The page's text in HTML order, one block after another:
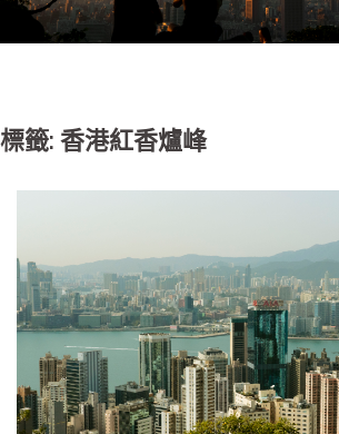
標籤: 香港紅香爐峰